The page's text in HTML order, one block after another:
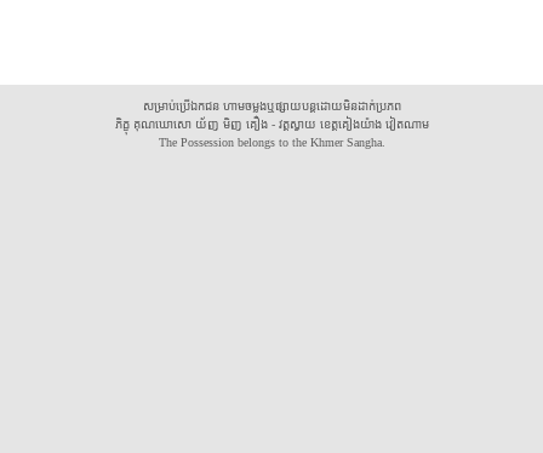
សម្រាប់ប្រើឯកជន ហាមចម្លងឬផ្សាយបន្តដោយមិនដាក់ប្រភព
ភិក្ខុ គុណឃោសោ យ័ញ មិញ គឿង - វត្តស្វាយ ខេត្តគៀងយ៉ាង វៀតណាម
The Possession belongs to the Khmer Sangha.